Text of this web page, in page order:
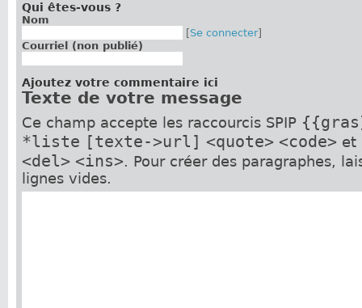
Qui êtes-vous ?
Nom
[Se connecter]
Courriel (non publié)
Ajoutez votre commentaire ici
Texte de votre message
Ce champ accepte les raccourcis SPIP
*liste [texte->url] <quote> <code>et
<del> <ins>. Pour créer des paragraphes,
lignes vides.